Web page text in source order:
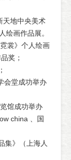
地中央美术
绘画作品展。
裳》个人绘画
奖；
堂成功举办
馆成功举办
china 、国
》（上海人